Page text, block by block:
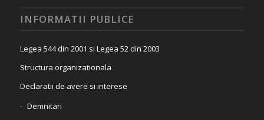
INFORMATII PUBLICE
Legea 544 din 2001 si Legea 52 din 2003
Structura organizationala
Declaratii de avere si interese
Demnitari